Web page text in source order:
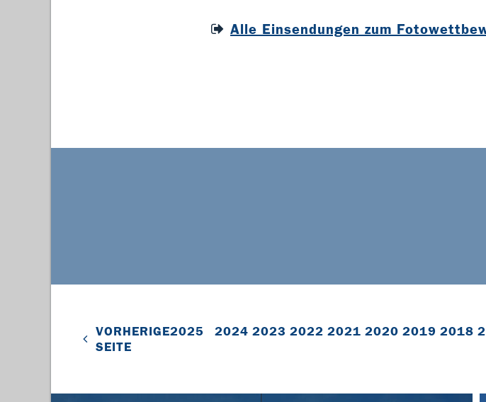
Alle Einsendungen zum
VORHERIGE
SEITE
2025 2024 2023 2022 2021 2020 2019 2018